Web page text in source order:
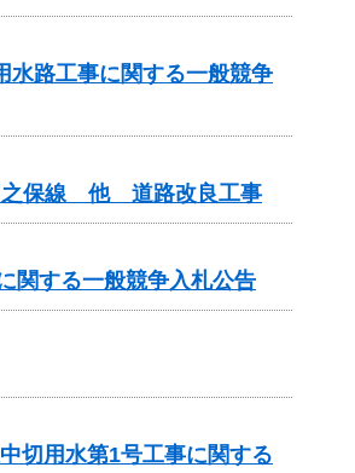
路工事に関する一般競争
之保線 他 道路改良工事
関する一般競争入札公告
切用水第1号工事に関する